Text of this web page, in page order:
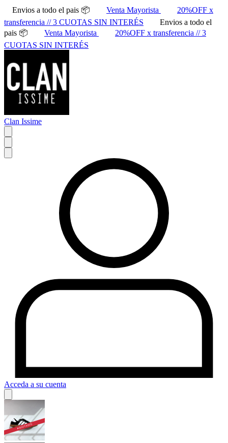
Envios a todo el pais 📦 Venta Mayorista
20%OFF x
transferencia // 3 CUOTAS SIN INTERÉS
Envios a todo el
pais 📦
Venta Mayorista
20%OFF x transferencia // 3
CUOTAS SIN INTERÉS
Clan Issime
Acceda a su cuenta